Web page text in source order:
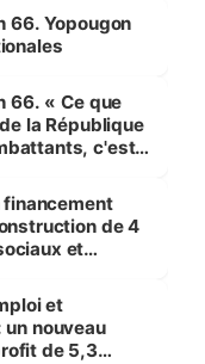
préserver les
66. Yopougon
66. « Ce que
la République
c'est
financement
de 4
et
et
nouveau
de 5,3